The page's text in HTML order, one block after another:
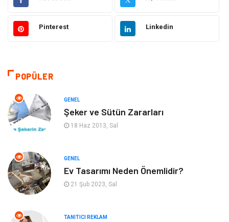
Güzellik & Bakım Moda
Giyim
Otomotiv
Gıda
Gayrimenkul
Anne & Çocuk Müzik
Pinterest Linkedin
POPÜLER
GENEL
Şeker ve Sütün Zararları
18 Haz 2013, Sal
GENEL
Ev Tasarımı Neden Önemlidir?
21 Şub 2023, Sal
TANITICI REKLAM